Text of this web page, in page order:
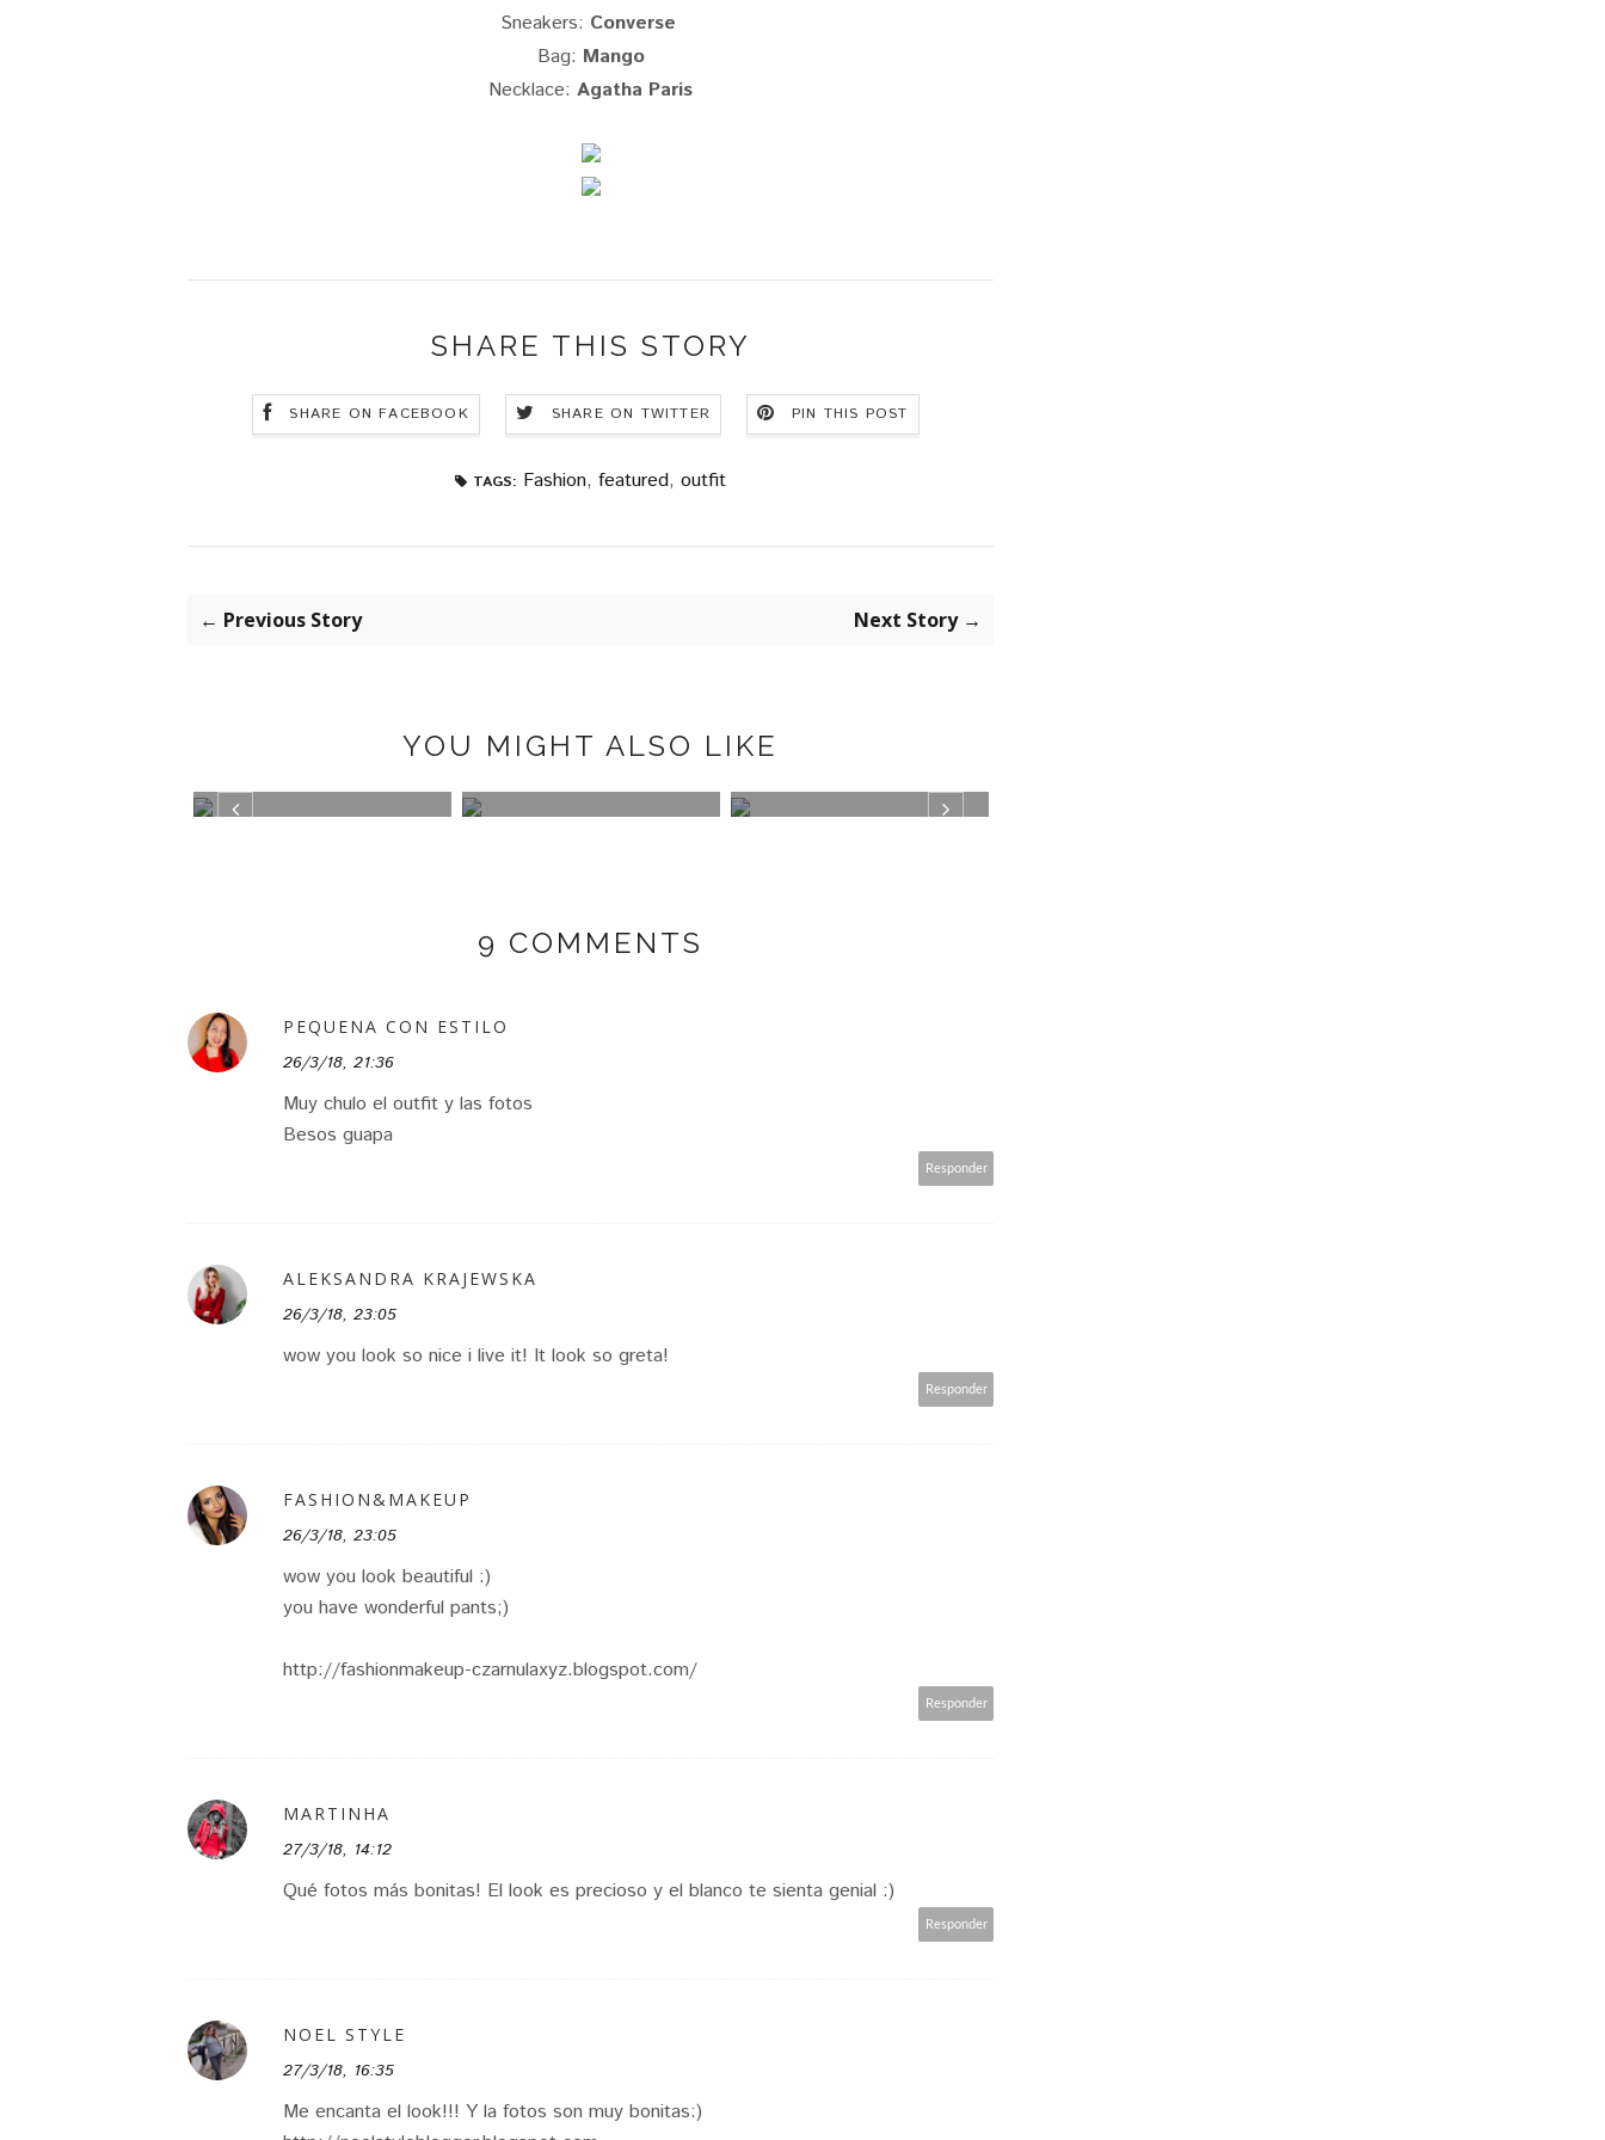
Sneakers: Converse
Bag: Mango
Necklace: Agatha Paris
SHARE THIS STORY
SHARE ON FACEBOOK SHARE ON TWITTER PIN THIS POST
TAGS: Fashion, featured, outfit
← Previous Story Next Story →
YOU MIGHT ALSO LIKE
9 COMMENTS
PEQUENA CON ESTILO
26/3/18, 21:36
Muy chulo el outfit y las fotos
Besos guapa
Responder
ALEKSANDRA KRAJEWSKA
26/3/18, 23:05
wow you look so nice i live it! It look so greta!
Responder
FASHION&MAKEUP
26/3/18, 23:05
wow you look beautiful :)
you have wonderful pants;)
http://fashionmakeup-czarnulaxyz.blogspot.com/
Responder
MARTINHA
27/3/18, 14:12
Qué fotos más bonitas! El look es precioso y el blanco te sienta genial :)
Responder
NOEL STYLE
27/3/18, 16:35
Me encanta el look!!! Y la fotos son muy bonitas:)